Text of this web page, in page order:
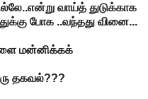
வாய்த் துடுக்காக
போக ..வந்தது வினை...
மன்னிக்கக்
தகவல்???